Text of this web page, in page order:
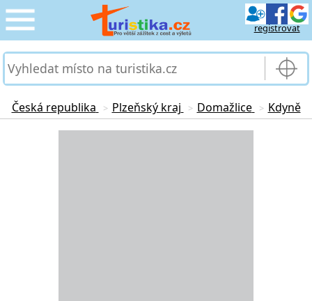
registrovat
CESTOVÁNÍ
SLUŽBY & DOPRAVA
PRO TURISTY
Česká republika > Plzeňský kraj > Domažlice > Kdyně